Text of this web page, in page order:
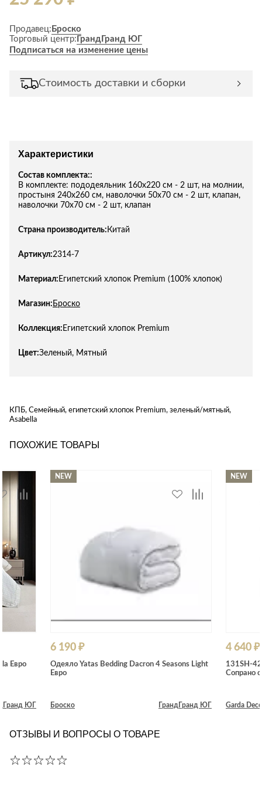
Продавец: Броско
Торговый центр: Гранд Гранд ЮГ
Подписаться на изменение цены
Стоимость доставки и сборки
Характеристики
Состав комплекта::
В комплекте: пододеяльник 160х220 см - 2 шт, на молнии,
простыня 240х260 см, наволочки 50х70 см - 2 шт, клапан,
наволочки 70х70 см - 2 шт, клапан
Страна производитель: Китай
Артикул:2314-7
Материал: Египетский хлопок Premium (100% хлопок)
Магазин: Броско
Коллекция: Египетский хлопок Premium
Цвет:Зеленый, Мятный
КПБ, Семейный, египетский хлопок Premium, зеленый/мятный,
Asabella
ПОХОЖИЕ ТОВАРЫ
Евро
Гранд ЮГ
NEW
6 190 ₽
Одеяло Yatas Bedding Dacron 4 Seasons Light
Евро
Броско Гранд Гранд ЮГ
NEW
4 640 ₽
131SH-
Сопрано
Garda
ОТЗЫВЫ И ВОПРОСЫ О ТОВАРЕ